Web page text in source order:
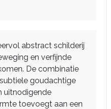
abstract schilderij
en verfijnde
De combinatie
goudachtige
uitnodigende
toevoegt aan een